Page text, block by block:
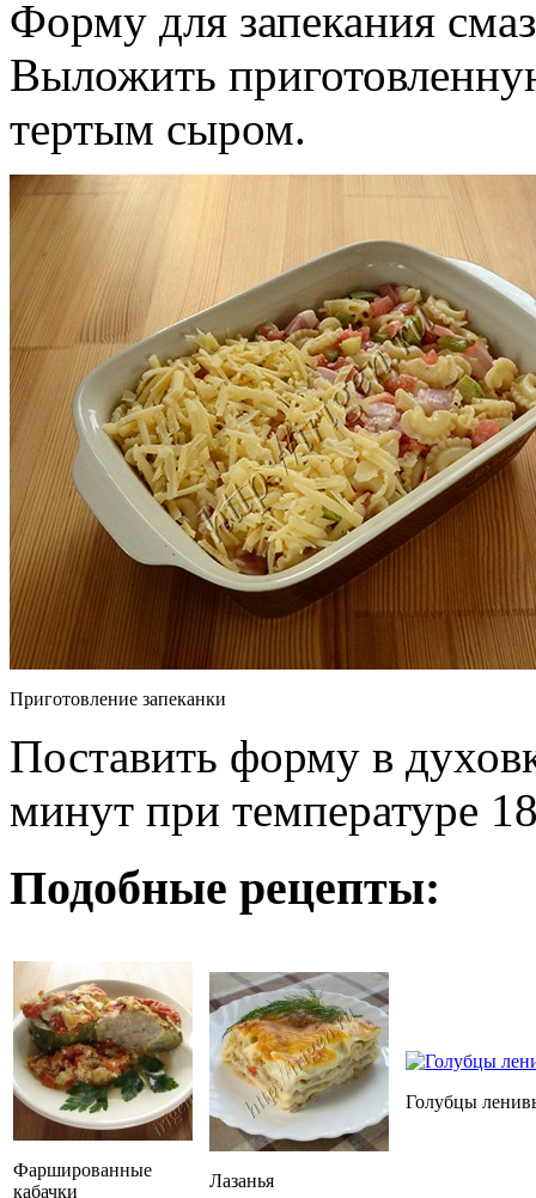
Форму для запекания
Выложить
тертым сыром.
Приготовление запеканки
Поставить форму в
минут при температуре
Подобные рецепты:
Фаршированные
кабачки
Лазанья
Голубцы